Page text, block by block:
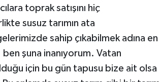
toprak satışını hiç
susuz tarımın ata
sahip çıkabilmek adına en
şuna inanıyorum. Vatan
için bu gün tapusu bize ait olsa